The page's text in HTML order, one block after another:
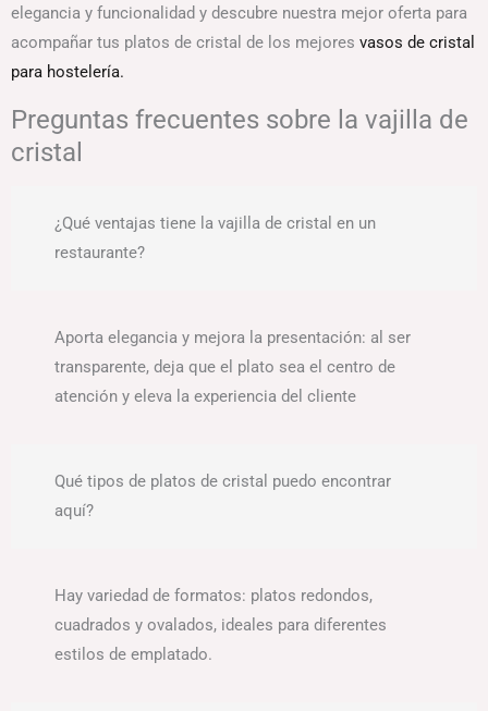
elegancia y funcionalidad y descubre nuestra mejor oferta para
acompañar tus platos de cristal de los mejores vasos de cristal
para hostelería.
Preguntas frecuentes sobre la vajilla de
cristal
¿Qué ventajas tiene la vajilla de cristal en un
restaurante?
Aporta elegancia y mejora la presentación: al ser
transparente, deja que el plato sea el centro de
atención y eleva la experiencia del cliente
Qué tipos de platos de cristal puedo encontrar
aquí?
Hay variedad de formatos: platos redondos,
cuadrados y ovalados, ideales para diferentes
estilos de emplatado.